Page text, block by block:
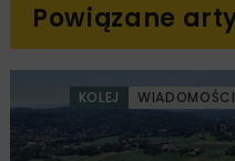
Powiązane
KOLEJ WIADOMOŚCI